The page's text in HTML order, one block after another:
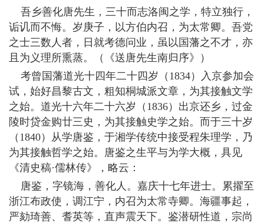
吾乡善化唐先生，三十而志洛闽之学，特立独行，
诟讥而不悔。岁庚子，以方伯内召，为太常卿。吾党
之士三数人者，日就考德问业，虽以国藩之不才，亦
且为义理所熏蒸。（《送唐先生南归序》）
考曾国藩道光十四年二十四岁（1834）入京参加会
试，始好昌黎古文，粗知桐城派文章，为其接触文学
之始。道光十六年二十六岁（1836）出京还乡，过金
陵时贷金购廿三史，为其接触史学之始。而于三十岁
（1840）从学唐鉴，于湘学传统中接受程朱理学，乃
为其接触哲学之始。唐鉴之生平与为学大概，具见
《清史稿·儒林传》，略云：
唐鉴，字镜海，善化人。嘉庆十七年进士。累擢至
浙江布政使，调江宁，内召为太常寺卿。海疆事起，
严劾琦善、耆英等，直声震天下。鉴潜研性道，宗尚